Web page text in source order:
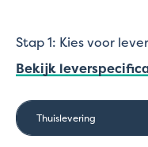
Stap 1: Kies voor
Bekijk
Thuislevering